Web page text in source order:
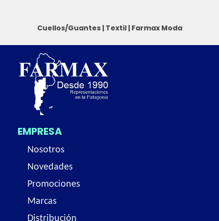
Cuellos/Guantes| Textil| Farmax Moda
EMPRESA
Nosotros
Novedades
Promociones
Marcas
Distribución